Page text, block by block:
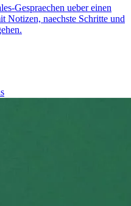
Gespraechen ueber einen
Notizen, naechste Schritte und